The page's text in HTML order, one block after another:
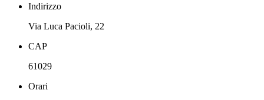
Indirizzo
Via Luca Pacioli, 22
CAP
61029
Orari